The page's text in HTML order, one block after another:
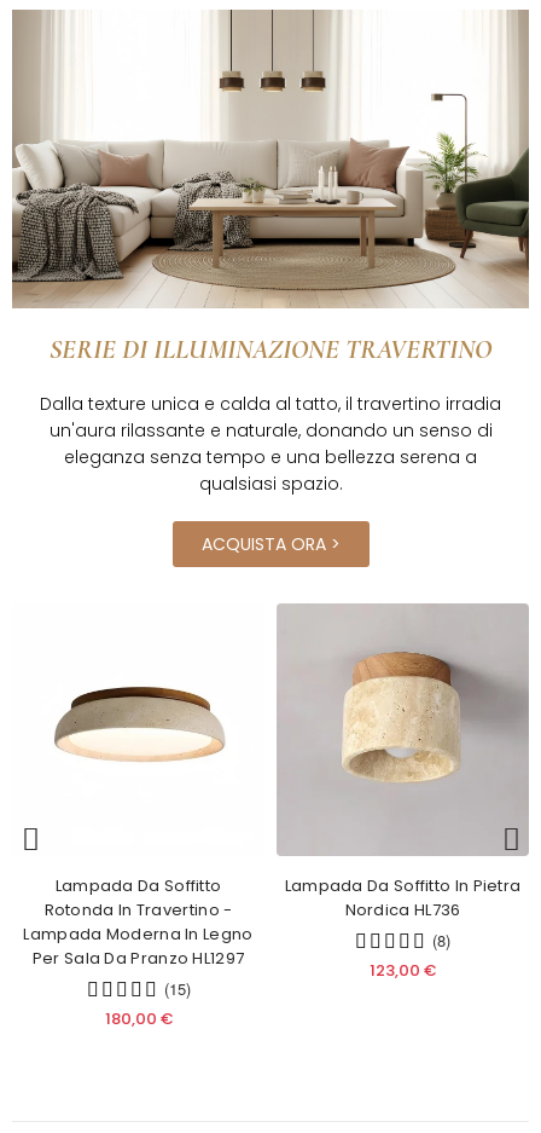
SERIE DI ILLUMINAZIONE TRAVERTINO
Dalla texture unica e calda al tatto, il travertino irradia
un'aura rilassante e naturale, donando un senso di
eleganza senza tempo e una bellezza serena a
qualsiasi spazio.
ACQUISTA ORA >
Lampada Da Soffitto
Rotonda In Travertino -
Lampada Moderna In Legno
Per Sala Da Pranzo HL1297
(15)
180,00 €
Lampada Da Soffitto In Pietra
Nordica HL736
(8)
123,00 €